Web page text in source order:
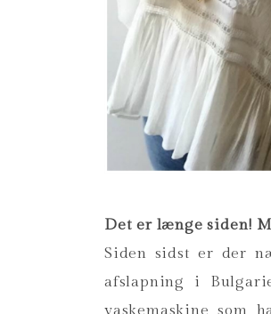
Det er længe siden!
Siden sidst er der
afslapning i